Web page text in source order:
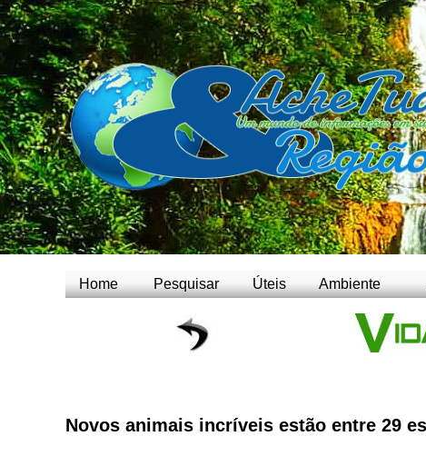
Home
Pesquisar Úteis Ambiente
Novos animais incríveis estão entre 29